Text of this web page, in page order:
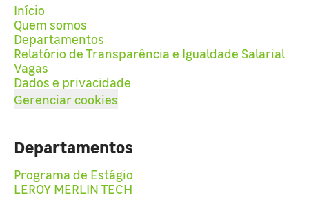
Início
Quem somos
Departamentos
Relatório de Transparência e Igualdade Salarial
Vagas
Dados e privacidade
Gerenciar cookies
Departamentos
Programa de Estágio
LEROY MERLIN TECH